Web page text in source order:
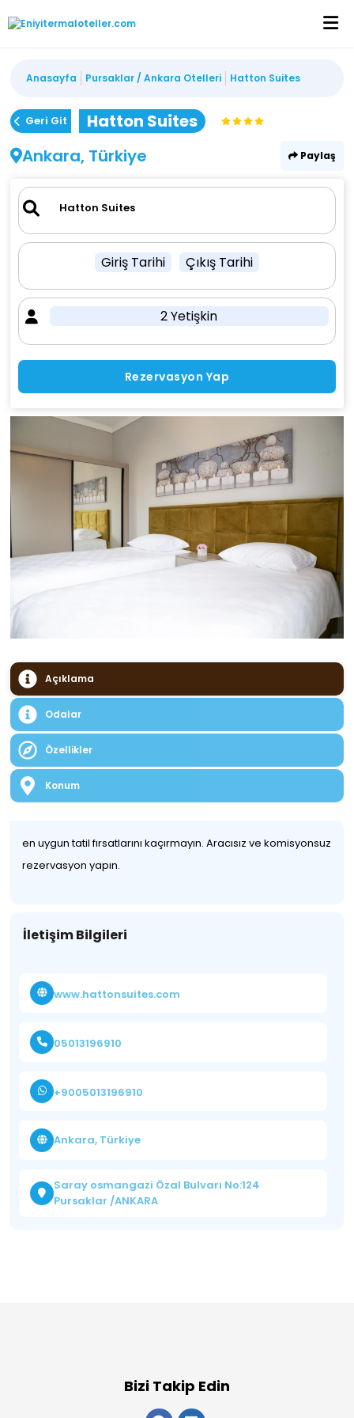
Anasayfa Pursaklar / Ankara Otelleri Hatton Suites
Geri Git
Hatton Suites
Ankara, Türkiye
Paylaş
Giriş Tarihi Çıkış Tarihi
2 Yetişkin
Rezervasyon Yap
Açıklama
Odalar
Özellikler
Konum
en uygun tatil fırsatlarını kaçırmayın. Aracısız ve komisyonsuz
rezervasyon yapın.
İletişim Bilgileri
www.hattonsuites.com
05013196910
+9005013196910
Ankara, Türkiye
Saray osmangazi Özal Bulvarı No:124
Pursaklar /ANKARA
Bizi Takip Edin